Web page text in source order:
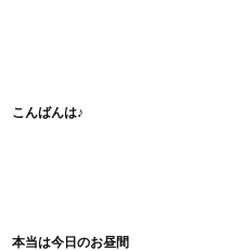
こんばんは♪
本当は今日のお昼間